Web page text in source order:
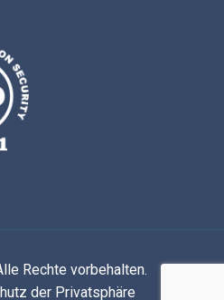
Rechte vorbehalten.
der Privatsphäre